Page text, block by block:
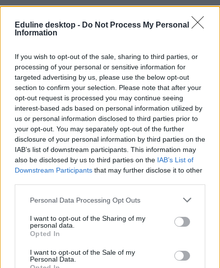
Eduline desktop - Do Not Process My Personal
Information
If you wish to opt-out of the sale, sharing to third parties, or
processing of your personal or sensitive information for
targeted advertising by us, please use the below opt-out
section to confirm your selection. Please note that after your
opt-out request is processed you may continue seeing
interest-based ads based on personal information utilized by
us or personal information disclosed to third parties prior to
your opt-out. You may separately opt-out of the further
disclosure of your personal information by third parties on the
IAB’s list of downstream participants. This information may
also be disclosed by us to third parties on the IAB’s List of
Downstream Participants that may further disclose it to other
Personal Data Processing Opt Outs
I want to opt-out of the Sharing of my
personal data.
Opted In
I want to opt-out of the Sale of my
Personal Data.
Ukrajna
kárpátalja
II. Rákóczi Ferenc Kárpátaljai Magyar Főiskola
online oktatás Ukrajna